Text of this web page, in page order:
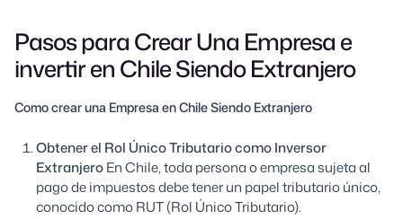
Pasos para Crear Una Empresa e
invertir en Chile Siendo Extranjero
Como crear una Empresa en Chile Siendo Extranjero
Obtener el Rol Único Tributario como Inversor
ExtranjeroEn Chile, toda persona o empresa sujeta al
pago de impuestos debe tener un papel tributario único,
conocido como RUT (Rol Único Tributario).